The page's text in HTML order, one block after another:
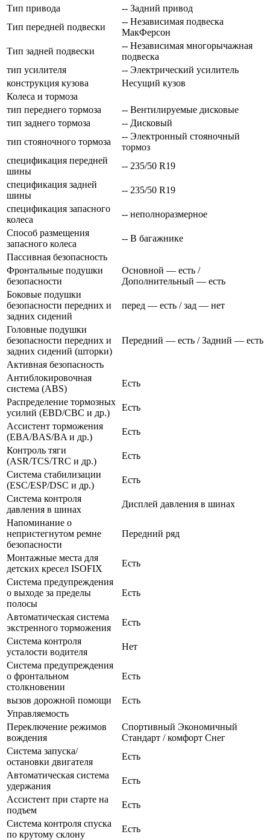
Тип привода
-- Задний привод
Тип передней подвески
-- Независимая подвеска
МакФерсон
Тип задней подвески
-- Независимая многорычажная
подвеска
тип усилителя
-- Электрический усилитель
конструкция кузова
Несущий кузов
Колеса и тормоза
тип переднего тормоза
-- Вентилируемые дисковые
тип заднего тормоза
-- Дисковый
тип стояночного тормоза
-- Электронный стояночный
тормоз
спецификация передней
шины
-- 235/50 R19
спецификация задней
шины
-- 235/50 R19
спецификация запасного
колеса
-- неполноразмерное
Способ размещения
запасного колеса
-- В багажнике
Пассивная безопасность
Фронтальные подушки
безопасности
Основной — есть /
Дополнительный — есть
Боковые подушки
безопасности передних и
задних сидений
перед — есть / зад — нет
Головные подушки
безопасности передних и
задних сидений (шторки)
Передний — есть / Задний — есть
Активная безопасность
Антиблокировочная
система (ABS)
Есть
Распределение тормозных
усилий (EBD/CBC и др.)
Есть
Ассистент торможения
(EBA/BAS/BA и др.)
Есть
Контроль тяги
(ASR/TCS/TRC и др.)
Есть
Система стабилизации
(ESC/ESP/DSC и др.)
Есть
Система контроля
давления в шинах
Дисплей давления в шинах
Напоминание о
непристегнутом ремне
безопасности
Передний ряд
Монтажные места для
детских кресел ISOFIX
Есть
Система предупреждения
о выходе за пределы
полосы
Есть
Автоматическая система
экстренного торможения
Есть
Система контроля
усталости водителя
Нет
Система предупреждения
о фронтальном
столкновении
Есть
вызов дорожной помощи
Есть
Управляемость
Переключение режимов
вождения
Спортивный Экономичный
Стандарт / комфорт Снег
Система запуска/
остановки двигателя
Есть
Автоматическая система
удержания
Есть
Ассистент при старте на
подъем
Есть
Система контроля спуска
по крутому склону
Есть